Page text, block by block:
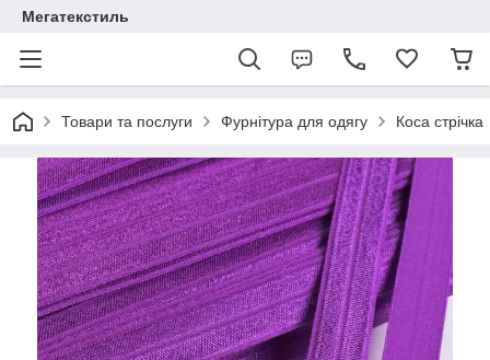
Мегатекстиль
Товари та послуги Фурнітура для одягу Коса стрічка